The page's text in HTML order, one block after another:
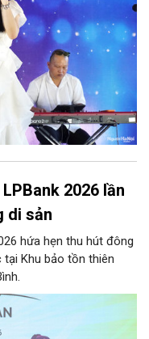
2026 lần
di sản
hứa hẹn thu hút đông
Khu bảo tồn thiên